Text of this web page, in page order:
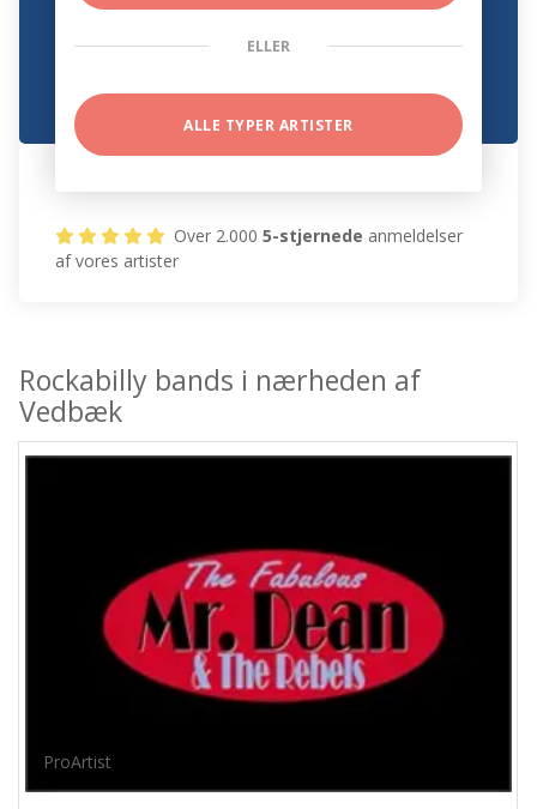
ELLER
ALLE TYPER ARTISTER
Over 2.0005-stjernede anmeldelser
af vores artister
Rockabilly bands i nærheden af
Vedbæk
ProArtist